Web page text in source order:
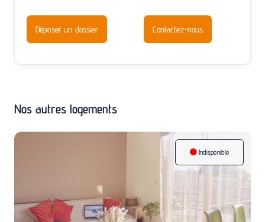
Contactez-nous
Déposer un dossier
Nos autres logements
Indisponible